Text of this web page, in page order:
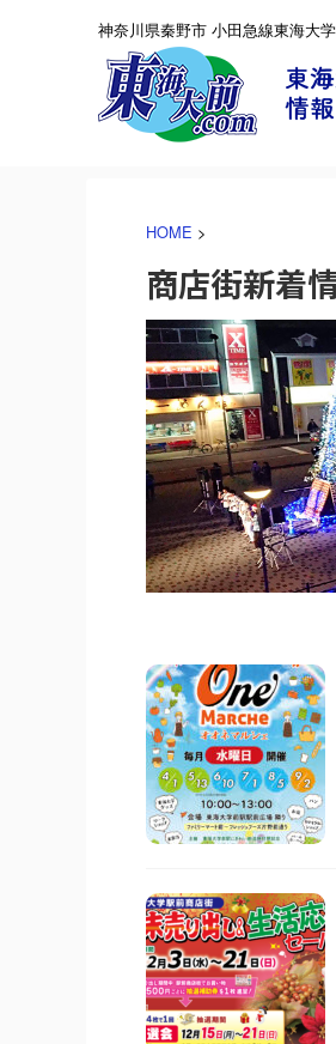
神奈川県秦野市 小田急線東海大
HOME >
商店街新着